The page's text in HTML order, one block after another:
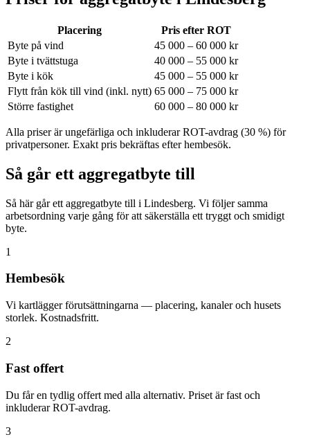
Placering
Pris efter ROT
Byte på vind
45 000 – 60 000 kr
Byte i tvättstuga
40 000 – 55 000 kr
Byte i kök
45 000 – 55 000 kr
Flytt från kök till vind (inkl. nytt) 65 000 – 75 000 kr
Större fastighet
60 000 – 80 000 kr
Alla priser är ungefärliga och inkluderar ROT-avdrag (30 %) för
privatpersoner. Exakt pris bekräftas efter hembesök.
Så går ett aggregatbyte till
Så här går ett aggregatbyte till i Lindesberg. Vi följer samma
arbetsordning varje gång för att säkerställa ett tryggt och smidigt
byte.
1
Hembesök
Vi kartlägger förutsättningarna — placering, kanaler och husets
storlek. Kostnadsfritt.
2
Fast offert
Du får en tydlig offert med alla alternativ. Priset är fast och
inkluderar ROT-avdrag.
3